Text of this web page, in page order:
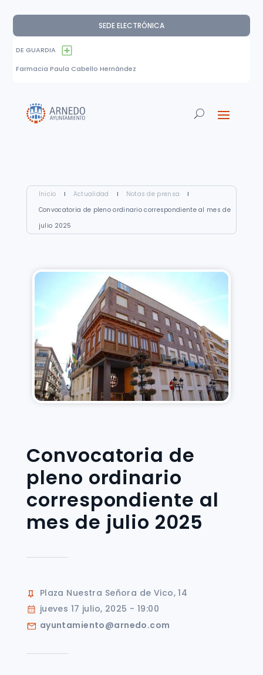
SEDE ELECTRÓNICA
DE GUARDIA
Farmacia Paula Cabello Hernández
Inicio I Actualidad I Notas de prensa
I
Convocatoria de pleno ordinario correspondiente al mes de
julio 2025
Convocatoria de
pleno ordinario
correspondiente al
mes de julio 2025
Plaza Nuestra Señora de Vico, 14
jueves 17 julio, 2025 - 19:00
ayuntamiento@arnedo.com